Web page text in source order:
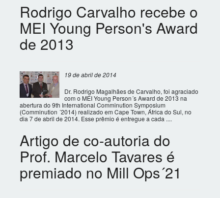
Rodrigo Carvalho recebe o
MEI Young Person's Award
de 2013
19 de abril de 2014
Dr. Rodrigo Magalhães de Carvalho, foi agraciado
com o MEI Young Person´s Award de 2013 na
abertura do 9th International Comminution Symposium
(Comminution ´2014) realizado em Cape Town, África do Sul, no
dia 7 de abril de 2014. Esse prêmio é entregue a cada ....
Artigo de co-autoria do
Prof. Marcelo Tavares é
premiado no Mill Ops´21